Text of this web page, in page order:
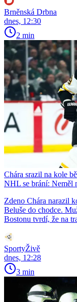
Brněnská Drbna
dnes, 12:30
2 min
Chára srazil na kole
NHL se brání: Neměl
Zdeno Chára narazil
Beluše do chodce.
Bostonu tvrdí, že na
SportyŽivě
dnes, 12:28
3 min